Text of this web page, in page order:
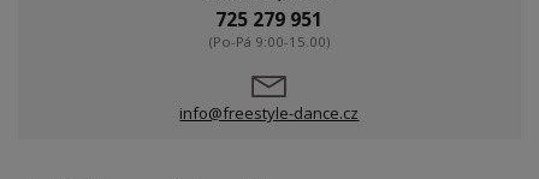
725 279 951
(Po-Pá 9:00-15.00)
info@freestyle-dance.cz